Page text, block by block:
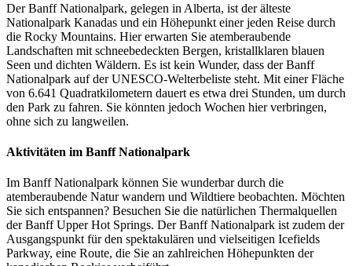
Der Banff Nationalpark, gelegen in Alberta, ist der älteste
Nationalpark Kanadas und ein Höhepunkt einer jeden Reise durch
die Rocky Mountains. Hier erwarten Sie atemberaubende
Landschaften mit schneebedeckten Bergen, kristallklaren blauen
Seen und dichten Wäldern. Es ist kein Wunder, dass der Banff
Nationalpark auf der UNESCO-Welterbeliste steht. Mit einer Fläche
von 6.641 Quadratkilometern dauert es etwa drei Stunden, um durch
den Park zu fahren. Sie könnten jedoch Wochen hier verbringen,
ohne sich zu langweilen.
Aktivitäten im Banff Nationalpark
Im Banff Nationalpark können Sie wunderbar durch die
atemberaubende Natur wandern und Wildtiere beobachten. Möchten
Sie sich entspannen? Besuchen Sie die natürlichen Thermalquellen
der Banff Upper Hot Springs. Der Banff Nationalpark ist zudem der
Ausgangspunkt für den spektakulären und vielseitigen Icefields
Parkway, eine Route, die Sie an zahlreichen Höhepunkten der